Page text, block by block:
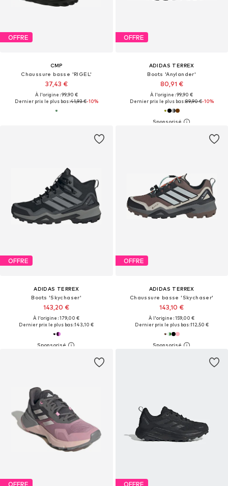
OFFRE
CMP
Chaussure basse 'RIGEL'
37,43 €
À l'origine : 99,90 €
Dernier prix le plus bas :41,93 €-10%
OFFRE
ADIDAS TERREX
Boots 'Anylander'
80,91 €
À l'origine : 99,90 €
Dernier prix le plus bas :89,90 €-10%
OFFRE
ADIDAS TERREX
Boots 'Skychaser'
143,20 €
À l'origine : 179,00 €
Dernier prix le plus bas :143,10 €
OFFRE
ADIDAS TERREX
Chaussure basse 'Skychaser'
143,10 €
À l'origine : 159,00 €
Dernier prix le plus bas :112,50 €
OFFRE OFFRE